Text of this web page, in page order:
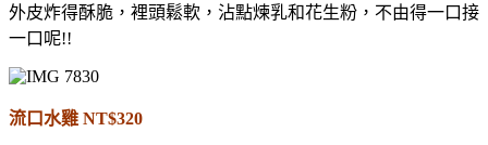
外皮炸得酥脆，裡頭鬆軟，沾點煉乳和花生粉，不由得一口接
一口呢!!
流口水雞 NT$320